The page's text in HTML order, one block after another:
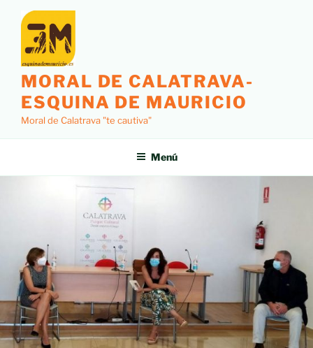
MORAL DE CALATRAVA-
ESQUINA DE MAURICIO
Moral de Calatrava "te cautiva"
Menú